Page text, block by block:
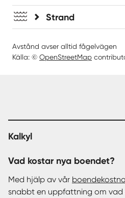
Strand
Avstånd avser alltid fågelvägen
Källa: © OpenStreetMap
Kalkyl
Vad kostar nya boendet?
Med hjälp av vår
snabbt en uppfattning om vad